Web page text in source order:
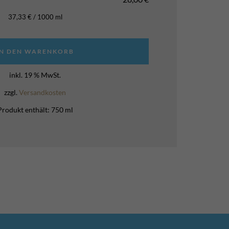
37,33 € / 1000 ml
DEN WARENKORB
inkl. 19 % MwSt.
zzgl. Versandkosten
enthält: 750 ml